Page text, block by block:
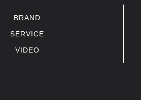
BRAND
SERVICE
VIDEO